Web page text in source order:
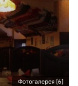
Фотогалерея [6]